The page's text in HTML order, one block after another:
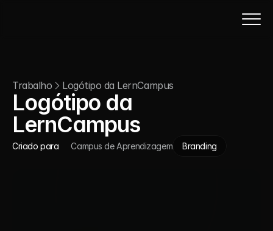
Trabalho Logótipo da LernCampus
Logótipo da
LernCampus
Criado para Campus de Aprendizagem Branding